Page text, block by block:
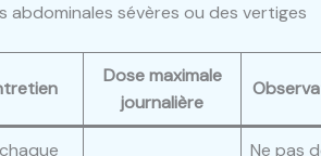
abdominales sévères ou des vertiges
Dose maximale
journalière
Ne pas